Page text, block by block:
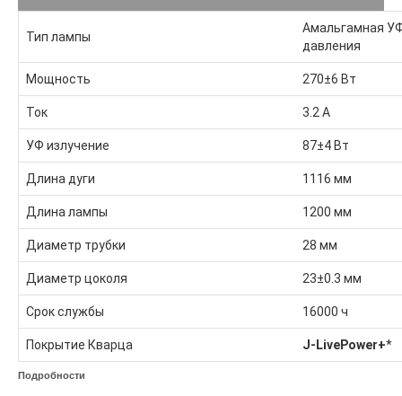
Trident
Новотех-ЭКО
НПО-ЭНТ
MEGA-UV
SBOW
Блеск
Электролиз
Генераторы хлора
Обеззараживание
Электроды титановые
SBOW
Блеск
Тип лампы
Амальгамная
давления
Мощность 270±6 Вт
Ток 3.2 А
УФ излучение 87±4 Вт
Длина дуги 1116 мм
Длина лампы 1200 мм
Диаметр трубки 28 мм
Диаметр цоколя 23±0.3 мм
Срок службы 16000 ч
Покрытие Кварца J-LivePower+*
Подробности